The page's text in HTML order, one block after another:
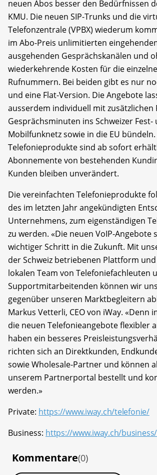
neuen Abos besser den Bedürfnissen
KMU. Die neuen SIP-Trunks und die
Telefonzentrale (VPBX) wiederum
im Abo-Preis unlimitierten
ausgehenden Gesprächskanälen und
wiederkehrende Kosten für die
Rufnummern. Bei beiden gibt es nur
und eine Flat-Version. Die Angebote
ausserdem individuell mit zusätzlichen
Gesprächsminuten ins Schweizer Fest-
Mobilfunknetz sowie in die EU
Telefonieprodukte sind ab sofort
Abonnemente von bestehenden
Kunden bleiben unverändert.
Die vereinfachten Telefonieprodukte
des im letzten Jahr angekündigten
Unternehmens, zum eigenständigen
zu werden. «Die neuen VoIP-Angebote
wichtiger Schritt in die Zukunft. Mit
der Schweiz betriebenen Plattform
lokalen Team von Telefoniefachleuten
Supportmitarbeitenden können wir
gegenüber unseren Marktbegleitern
Markus Vetterli, CEO von iWay. «Denn
die neuen Telefonieangebote flexibler
haben ein besseres
richten sich an Direktkunden,
sowie Wholesale-Partner und können
unserem Partnerportal bestellt und
werden.»
Private: https://www.iway.ch/telefonie/
Business: https://www.iway.ch/
Kommentare(0)